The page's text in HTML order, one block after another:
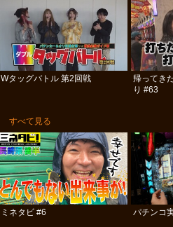
Wタッグバトル 第2回戦
帰ってき
り #63
すべて見る
ミネタビ #6 パチンコ